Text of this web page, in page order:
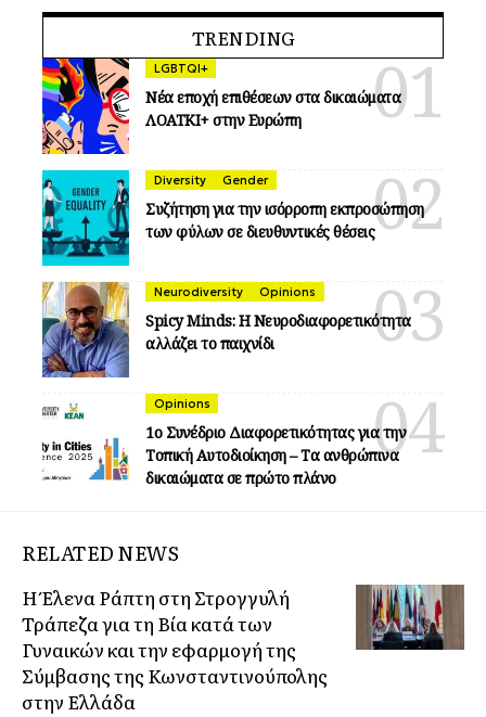
TRENDING
LGBTQI+
Νέα εποχή επιθέσεων στα δικαιώματα
ΛΟΑΤΚΙ+ στην Ευρώπη
Diversity Gender
Συζήτηση για την ισόρροπη εκπροσώπηση
των φύλων σε διευθυντικές θέσεις
Neurodiversity Opinions
Spicy Minds: Η Νευροδιαφορετικότητα
αλλάζει το παιχνίδι
Opinions
1ο Συνέδριο Διαφορετικότητας για την
Τοπική Αυτοδιοίκηση – Τα ανθρώπινα
δικαιώματα σε πρώτο πλάνο
RELATED NEWS
Η Έλενα Ράπτη στη Στρογγυλή
Τράπεζα για τη Βία κατά των
Γυναικών και την εφαρμογή της
Σύμβασης της Κωνσταντινούπολης
στην Ελλάδα